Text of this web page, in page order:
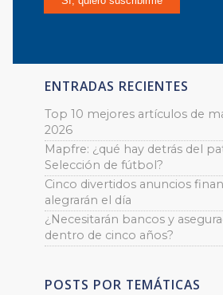
ENTRADAS RECIENTES
Top 10 mejores artículos de
2026
Mapfre: ¿qué hay detrás del
Selección de fútbol?
Cinco divertidos anuncios
alegrarán el día
¿Necesitarán bancos y
dentro de cinco años?
POSTS POR TEMÁTICAS